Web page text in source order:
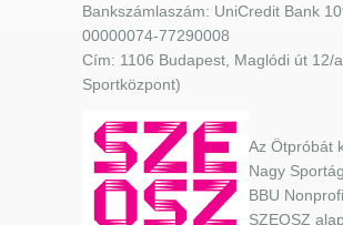
Bankszámlaszám: UniCredit Bank
00000074-77290008
Cím: 1106 Budapest, Maglódi út 12/
Sportközpont)
Az Ötpróbát
Nagy
BBU
SZEOSZ